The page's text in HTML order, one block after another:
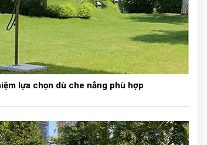
lựa chọn dù che nắng phù hợp